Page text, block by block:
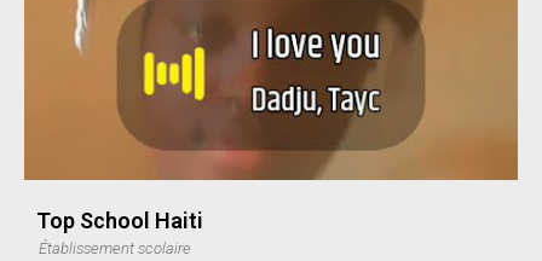
Top School Haiti
Établissement scolaire